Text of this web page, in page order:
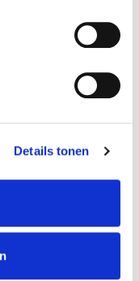
Details tonen
u zoekt
categorie: